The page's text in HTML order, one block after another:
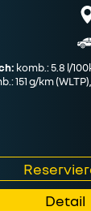
komb.: 5.8 l/
151 g/km
Detail